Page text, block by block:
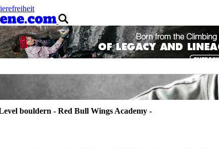
bouldern - Red Bull Wings Academy -